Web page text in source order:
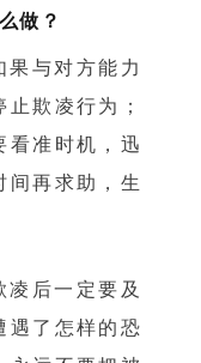
做？
果与对方能力
欺凌行为；
看准时机，迅
间再求助，生
凌后一定要及
遇了怎样的恐